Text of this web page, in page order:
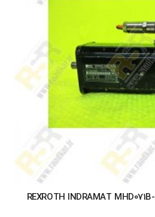
REXROTH INDRAMAT